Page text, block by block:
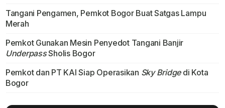
Tangani Pengamen, Pemkot Bogor Buat Satgas Lampu
Merah
Pemkot Gunakan Mesin Penyedot Tangani Banjir
UnderpassSholis Bogor
Pemkot dan PT KAI Siap Operasikan Sky Bridgedi Kota
Bogor